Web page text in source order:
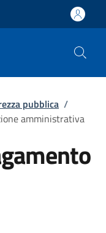
pubblica /
amministrativa